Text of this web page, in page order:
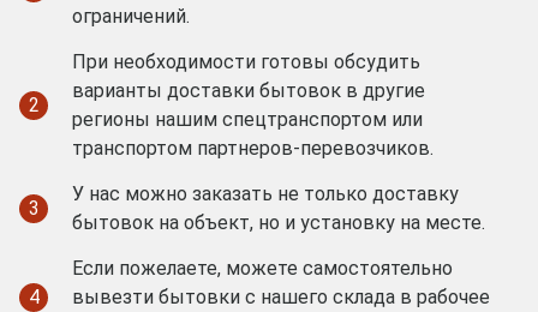
ограничений.
2
При необходимости готовы обсудить
варианты доставки бытовок в другие
регионы нашим спецтранспортом или
транспортом партнеров-перевозчиков.
3
У нас можно заказать не только доставку
бытовок на объект, но и установку на месте.
4
Если пожелаете, можете самостоятельно
вывезти бытовки с нашего склада в рабочее